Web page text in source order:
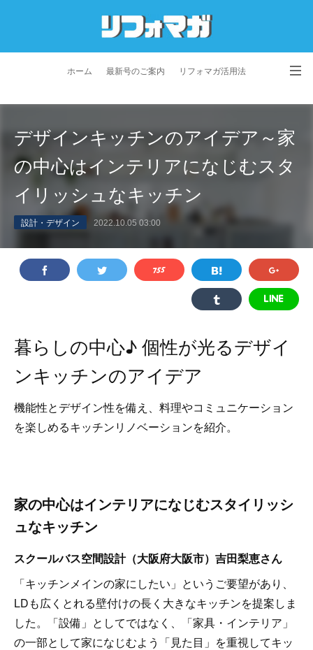
ホーム 最新号のご案内 リフォマガ活用法
プライバシーポリシー 利用規約 会社概要
デザインキッチンのアイデア～家
の中心はインテリアになじむスタ
イリッシュなキッチン
設計・デザイン 2022.10.05 03:00
暮らしの中心♪ 個性が光るデザイ
ンキッチンのアイデア
機能性とデザイン性を備え、料理やコミュニケーション
を楽しめるキッチンリノベーションを紹介。
家の中心はインテリアになじむスタイリッシ
ュなキッチン
スクールバス空間設計（大阪府大阪市）吉田梨恵さん
「キッチンメインの家にしたい」というご要望があり、
LDも広くとれる壁付けの長く大きなキッチンを提案しま
した。「設備」としてではなく、「家具・インテリア」
の一部として家になじむよう「見た目」を重視してキッ